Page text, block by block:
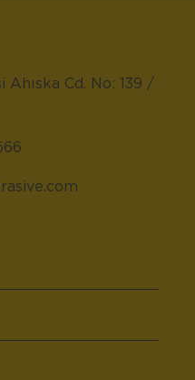
Ahıska Cd. No: 139 /